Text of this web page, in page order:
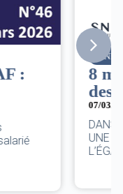
CE N’EST PAS
LUTTE POUR